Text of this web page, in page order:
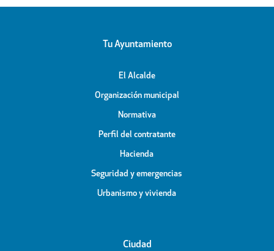
Tu Ayuntamiento
El Alcalde
Organización municipal
Normativa
Perfil del contratante
Hacienda
Seguridad y emergencias
Urbanismo y vivienda
Ciudad